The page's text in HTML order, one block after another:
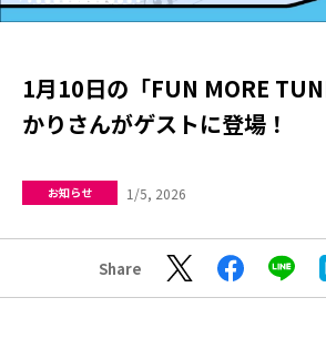
1月10日の「FUN MORE
かりさんがゲストに登場！
お知らせ 1/5, 2026
Share